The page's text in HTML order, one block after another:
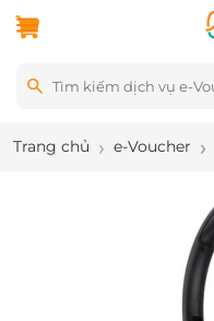
Trang chủ e-Voucher